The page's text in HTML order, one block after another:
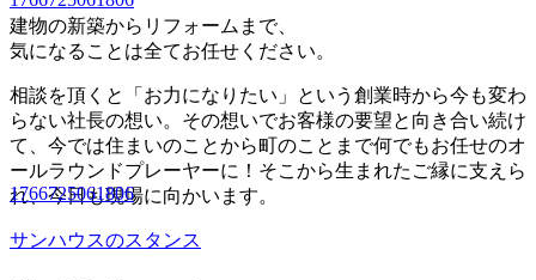
1766725061806
建物の新築からリフォームまで、
気になることは全てお任せください。
相談を頂くと「お力になりたい」という創業時から今も変わ
らない社長の想い。その想いでお客様の要望と向き合い続け
て、今では住まいのことから町のことまで何でもお任せのオ
ールラウンドプレーヤーに！そこから生まれたご縁に支えら
れ、今日も現場に向かいます。
サンハウスのスタンス